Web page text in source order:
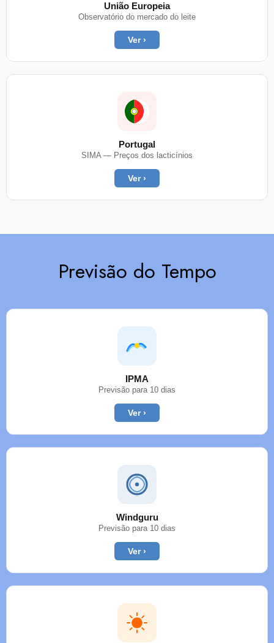
União Europeia
Observatório do mercado do leite
Ver ›
Portugal
SIMA — Preços dos lacticínios
Ver ›
Previsão do Tempo
IPMA
Previsão para 10 dias
Ver ›
Windguru
Previsão para 10 dias
Ver ›